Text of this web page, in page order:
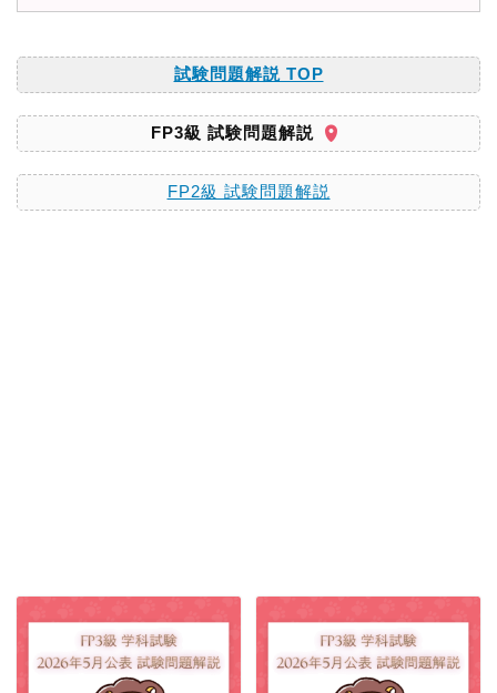
試験問題解説 TOP
FP3級 試験問題解説
FP2級 試験問題解説